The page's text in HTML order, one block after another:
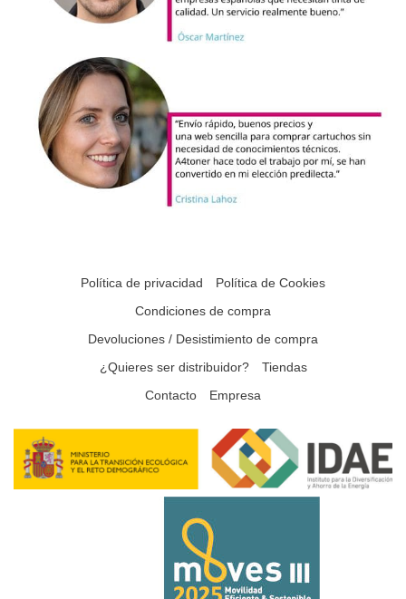
Política de privacidad
Política de Cookies
Condiciones de compra
Devoluciones / Desistimiento de compra
¿Quieres ser distribuidor?
Tiendas
Contacto
Empresa